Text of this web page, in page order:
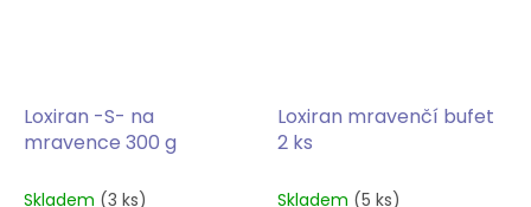
Loxiran -S- na
mravence 300 g
Skladem (3 ks)
Loxiran mravenčí bufet
2 ks
Skladem (5 ks)